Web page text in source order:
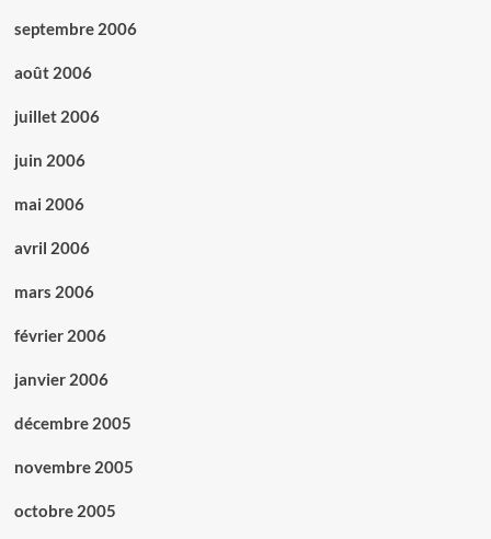
septembre 2006
août 2006
juillet 2006
juin 2006
mai 2006
avril 2006
mars 2006
février 2006
janvier 2006
décembre 2005
novembre 2005
octobre 2005